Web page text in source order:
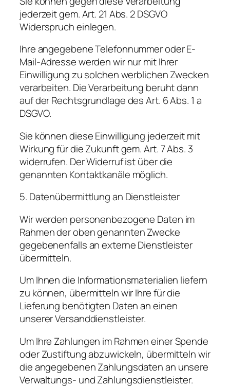
jederzeit gem. Art. 21 Abs. 2 DSGVO
Widerspruch einlegen.
Ihre angegebene Telefonnummer oder E-
Mail-Adresse werden wir nur mit Ihrer
Einwilligung zu solchen werblichen Zwecken
verarbeiten. Die Verarbeitung beruht dann
auf der Rechtsgrundlage des Art. 6 Abs. 1 a
DSGVO.
Sie können diese Einwilligung jederzeit mit
Wirkung für die Zukunft gem. Art. 7 Abs. 3
widerrufen. Der Widerruf ist über die
genannten Kontaktkanäle möglich.
5. Datenübermittlung an Dienstleister
Wir werden personenbezogene Daten im
Rahmen der oben genannten Zwecke
gegebenenfalls an externe Dienstleister
übermitteln.
Um Ihnen die Informationsmaterialien liefern
zu können, übermitteln wir Ihre für die
Lieferung benötigten Daten an einen
unserer Versanddienstleister.
Um Ihre Zahlungen im Rahmen einer Spende
oder Zustiftung abzuwickeln, übermitteln wir
die angegebenen Zahlungsdaten an unsere
Verwaltungs- und Zahlungsdienstleister.